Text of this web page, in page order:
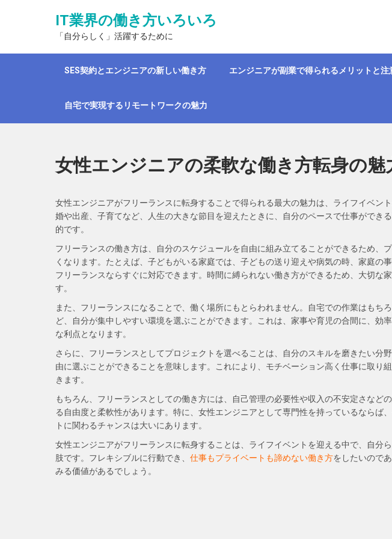
IT業界の働き方いろいろ
「自分らしく」活躍するために
SES契約とエンジニアの新しい働き方 エンジニアが副業で得られるメリットと注
自宅で実現するリモートワークの魅力
女性エンジニアの柔軟な働き方転身の魅
女性エンジニアがフリーランスに転身することで得られる最大の魅力は、ライフイベン
婚や出産、子育てなど、人生の大きな節目を迎えたときに、自分のペースで仕事ができ
的です。
フリーランスの働き方は、自分のスケジュールを自由に組み立てることができるため、
くなります。たとえば、子どもがいる家庭では、子どもの送り迎えや病気の時、家庭の
フリーランスならすぐに対応できます。時間に縛られない働き方ができるため、大切な
す。
また、フリーランスになることで、働く場所にもとらわれません。自宅での作業はもち
ど、自分が集中しやすい環境を選ぶことができます。これは、家事や育児の合間に、効
な利点となります。
さらに、フリーランスとしてプロジェクトを選べることは、自分のスキルを磨きたい分
由に選ぶことができることを意味します。これにより、モチベーション高く仕事に取り
きます。
もちろん、フリーランスとしての働き方には、自己管理の必要性や収入の不安定さなど
る自由度と柔軟性があります。特に、女性エンジニアとして専門性を持っているならば
トに関わるチャンスは大いにあります。
女性エンジニアがフリーランスに転身することは、ライフイベントを迎える中で、自分
肢です。フレキシブルに行動でき、 仕事もプライベートも諦めない働き方をしたいので
みる価値があるでしょう。